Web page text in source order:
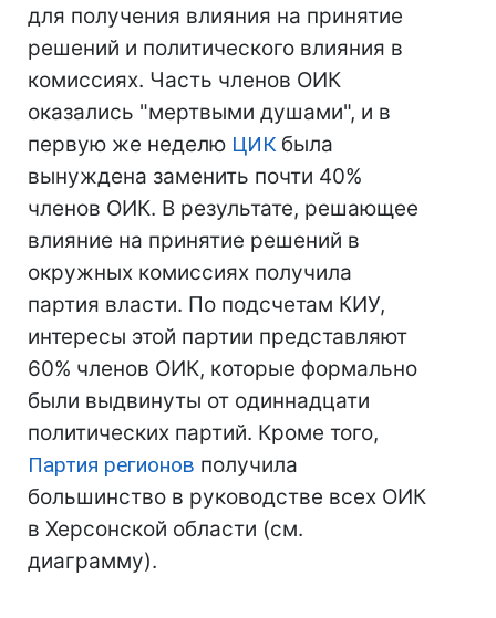
для получения влияния на принятие
решений и политического влияния в
комиссиях. Часть членов ОИК
оказались "мертвыми душами", и в
первую же неделю ЦИКбыла
вынуждена заменить почти 40%
членов ОИК. В результате, решающее
влияние на принятие решений в
окружных комиссиях получила
партия власти. По подсчетам КИУ,
интересы этой партии представляют
60% членов ОИК, которые формально
были выдвинуты от одиннадцати
политических партий. Кроме того,
Партия регионов получила
большинство в руководстве всех ОИК
в Херсонской области (см.
диаграмму).